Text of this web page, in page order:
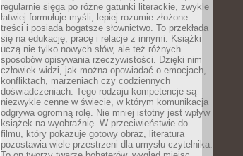
regularnie sięga po różne gatunki literackie, zwykle
łatwiej formułuje myśli, lepiej rozumie złożone
treści i posiada bogatsze słownictwo. To przekłada
się na edukację, pracę i relacje z innymi. Książki
uczą nie tylko nowych słów, ale też różnych
sposobów opisywania rzeczywistości. Dzięki nim
człowiek widzi, jak można opowiadać o emocjach,
konfliktach, marzeniach czy codziennych
doświadczeniach. Tego rodzaju kompetencje są
niezwykle cenne w świecie, w którym komunikacja
odgrywa ogromną rolę. Nie mniej istotny jest wpływ
książek na wyobraźnię. W przeciwieństwie do
filmu, który pokazuje gotowy obraz, literatura
pozostawia wiele przestrzeni dla umysłu czytelnika.